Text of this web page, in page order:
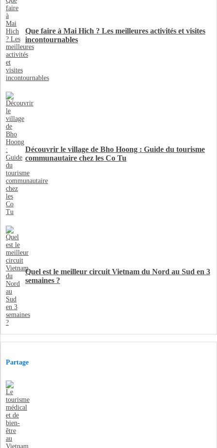
Que faire à Mai Hich ? Les meilleures activités et visites
incontournables
Découvrir le village de Bho Hoong : Guide du tourisme
communautaire chez les Co Tu
Quel est le meilleur circuit Vietnam du Nord au Sud en 3
semaines ?
Partage